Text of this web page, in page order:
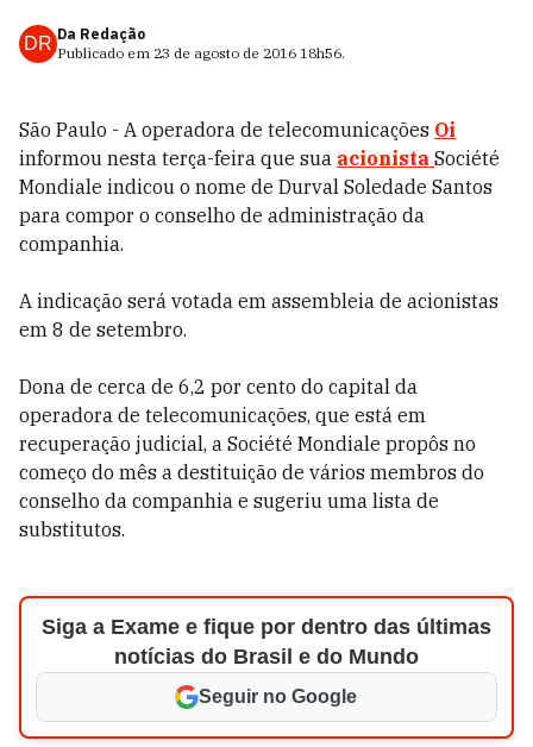
DR Da Redação
Publicado em 23 de agosto de 2016 18h56.
São Paulo - A operadora de telecomunicações Oi
informou nesta terça-feira que sua acionista Société
Mondiale indicou o nome de Durval Soledade Santos
para compor o conselho de administração da
companhia.
A indicação será votada em assembleia de acionistas
em 8 de setembro.
Dona de cerca de 6,2 por cento do capital da
operadora de telecomunicações, que está em
recuperação judicial, a Société Mondiale propôs no
começo do mês a destituição de vários membros do
conselho da companhia e sugeriu uma lista de
substitutos.
Siga a Exame e fique por dentro das últimas
notícias do Brasil e do Mundo
Seguir no Google